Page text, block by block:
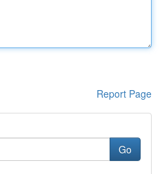
Report Page
Go